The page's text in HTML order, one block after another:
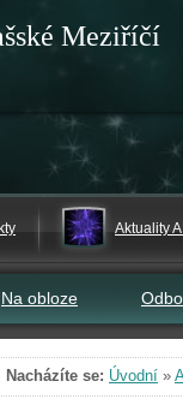
Meziříčí
Aktuality
Na obloze
Nacházíte se: Úvodní »